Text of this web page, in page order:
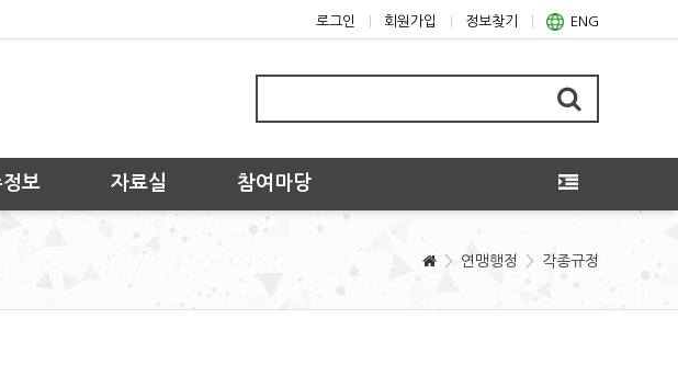
로그인 회원가입 정보찾기 ENG
보 자료실 참여마당
연맹행정 각종규정